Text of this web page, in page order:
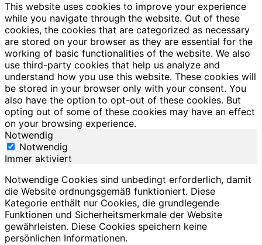
This website uses cookies to improve your experience
while you navigate through the website. Out of these
cookies, the cookies that are categorized as necessary
are stored on your browser as they are essential for the
working of basic functionalities of the website. We also
use third-party cookies that help us analyze and
understand how you use this website. These cookies will
be stored in your browser only with your consent. You
also have the option to opt-out of these cookies. But
opting out of some of these cookies may have an effect
on your browsing experience.
Notwendig
Notwendig
Immer aktiviert
Notwendige Cookies sind unbedingt erforderlich, damit
die Website ordnungsgemäß funktioniert. Diese
Kategorie enthält nur Cookies, die grundlegende
Funktionen und Sicherheitsmerkmale der Website
gewährleisten. Diese Cookies speichern keine
persönlichen Informationen.